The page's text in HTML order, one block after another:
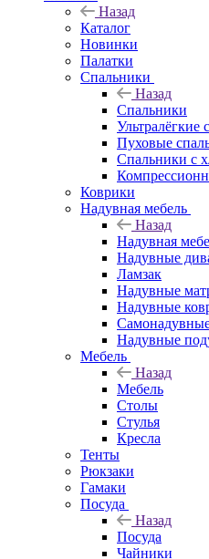
Назад
Каталог
Новинки
Палатки
Спальники
Назад
Спальники
Ультралёгкие
Пуховые
Спальники с
Коврики
Надувная мебель
Назад
Надувная
Надувные
Ламзак
Надувные
Надувные
Надувные
Мебель
Назад
Мебель
Столы
Стулья
Кресла
Тенты
Рюкзаки
Гамаки
Посуда
Назад
Посуда
Чайники